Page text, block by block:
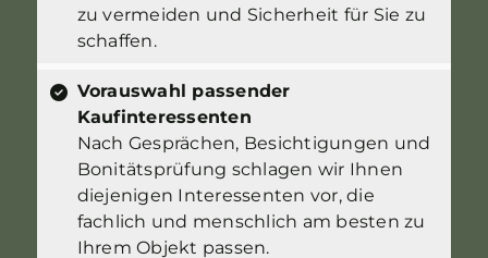
zu vermeiden und Sicherheit für Sie zu
schaffen.
Vorauswahl passender
Kaufinteressenten
Nach Gesprächen, Besichtigungen und
Bonitätsprüfung schlagen wir Ihnen
diejenigen Interessenten vor, die
fachlich und menschlich am besten zu
Ihrem Objekt passen.